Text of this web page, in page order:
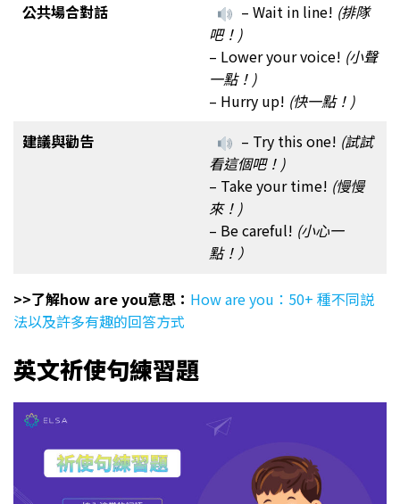
公共場合對話
– Wait in line! (排隊
吧！)
– Lower your voice! (小聲
一點！)
– Hurry up! (快一點！)
建議與勸告
– Try this one! (試試
看這個吧！)
– Take your time! (慢慢
來！)
– Be careful! (小心一
點！）
>>了解how are you意思： How are you：50+ 種不同説
法以及許多有趣的回答方式
英文祈使句練習題